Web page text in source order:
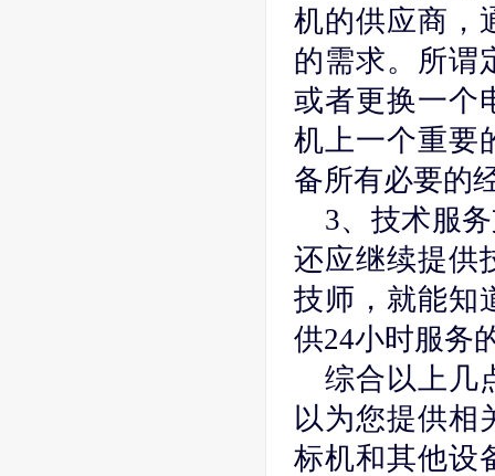
机的供应商，
的需求。所谓
或者更换一个
机上一个重要
备所有必要的
3、技术服
还应继续提供
技师，就能知
供24小时服务
综合以上几
以为您提供相
标机和其他设